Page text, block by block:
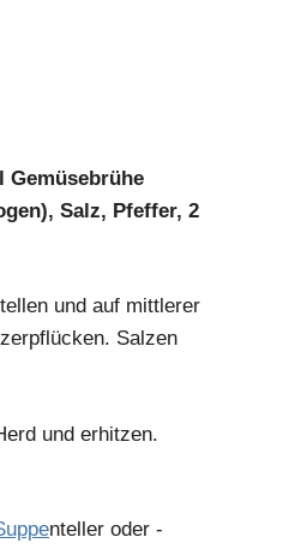
Gemüsebrühe
Salz, Pfeffer, 2
und auf mittlerer
Salzen
und erhitzen.
nteller oder -